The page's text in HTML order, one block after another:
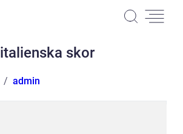
italienska skor
admin